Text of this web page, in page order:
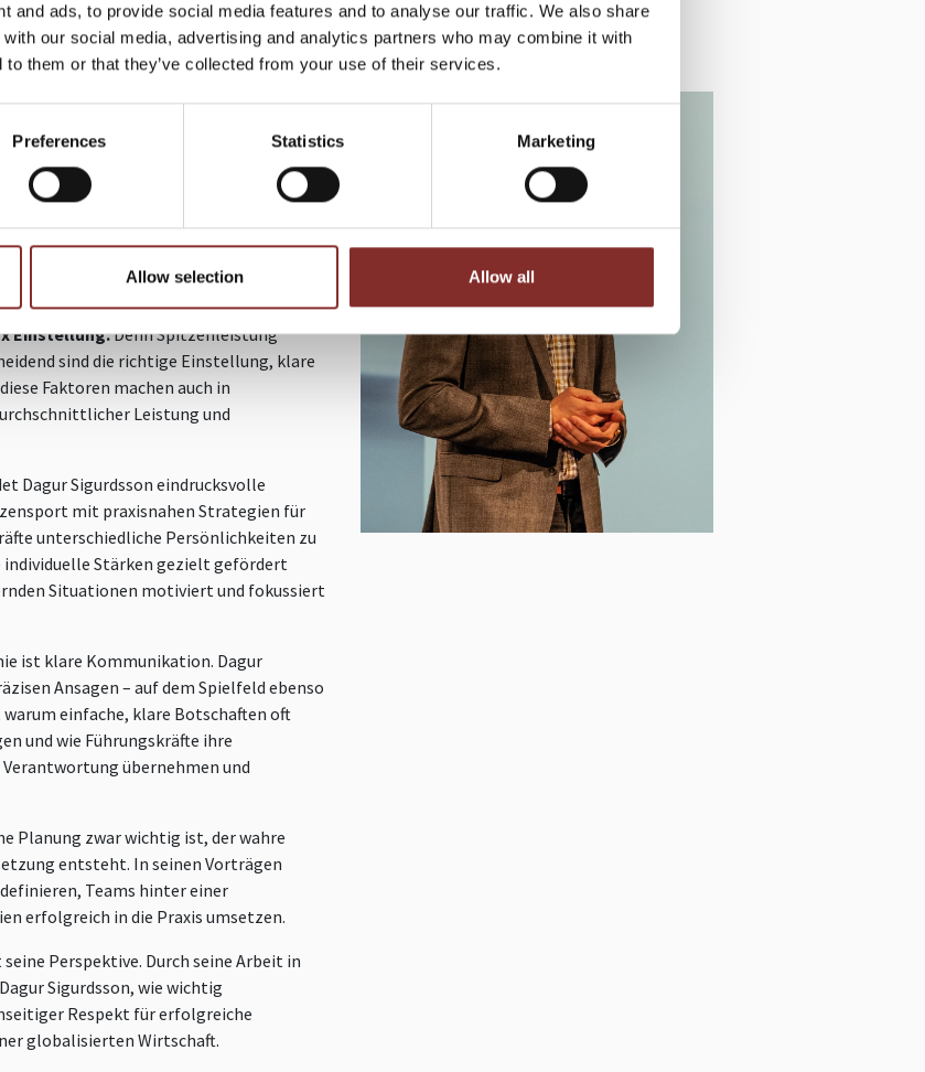
and ads, to provide social media features and to analyse our traffic. We also share
our social media, advertising and analytics partners who may combine it with
to them or that they’ve collected from your use of their services.
Preferences Statistics Marketing
Allow selection Allow all
Führung, klare Kommunikation und
erfolgreicher Handballtrainer und
Nationalmannschaft hat er
ein starkes, leistungsfähiges Team
Keynote Speaker, Gastredner und
wie Prinzipien aus dem
führen.
mit einer einfachen, aber
Einstellung.Denn Spitzenleistung
sind die richtige Einstellung, klare
Faktoren machen auch in
Leistung und
Dagur Sigurdsson eindrucksvolle
mit praxisnahen Strategien für
unterschiedliche Persönlichkeiten zu
Stärken gezielt gefördert
Situationen motiviert und fokussiert
ist klare Kommunikation. Dagur
Ansagen – auf dem Spielfeld ebenso
einfache, klare Botschaften oft
und wie Führungskräfte ihre
übernehmen und
Planung zwar wichtig ist, der wahre
entsteht. In seinen Vorträgen
Teams hinter einer
erfolgreich in die Praxis umsetzen.
Perspektive. Durch seine Arbeit in
Sigurdsson, wie wichtig
Respekt für erfolgreiche
globalisierten Wirtschaft.